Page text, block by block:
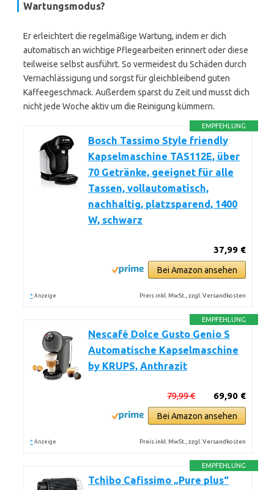
Wartungsmodus?
Er erleichtert die regelmäßige Wartung, indem er dich
automatisch an wichtige Pflegearbeiten erinnert oder diese
teilweise selbst ausführt. So vermeidest du Schäden durch
Vernachlässigung und sorgst für gleichbleibend guten
Kaffeegeschmack. Außerdem sparst du Zeit und musst dich
nicht jede Woche aktiv um die Reinigung kümmern.
EMPFEHLUNG
Bosch Tassimo Style friendly
Kapselmaschine TAS112E, über
70 Getränke, geeignet für alle
Tassen, vollautomatisch,
nachhaltig, platzsparend, 1400
W, schwarz
37,99 €
Bei Amazon ansehen
* Anzeige Preis inkl. MwSt., zzgl. Versandkosten
EMPFEHLUNG
Nescafé Dolce Gusto Genio S
Automatische Kapselmaschine
by KRUPS, Anthrazit
69,90 €
79,99 €
Bei Amazon ansehen
* Anzeige Preis inkl. MwSt., zzgl. Versandkosten
EMPFEHLUNG
Tchibo Cafissimo „Pure plus“